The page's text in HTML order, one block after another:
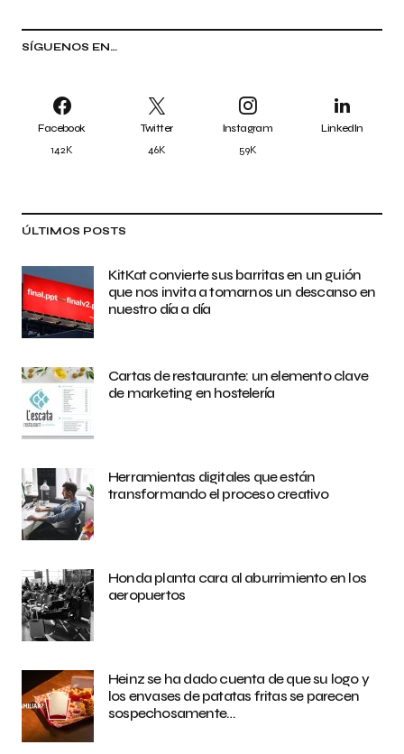
SÍGUENOS EN…
Facebook
142K
Twitter
46K
Instagram
59K
LinkedIn
ÚLTIMOS POSTS
KitKat convierte sus barritas en un guión
que nos invita a tomarnos un descanso en
nuestro día a día
Cartas de restaurante: un elemento clave
de marketing en hostelería
Herramientas digitales que están
transformando el proceso creativo
Honda planta cara al aburrimiento en los
aeropuertos
Heinz se ha dado cuenta de que su logo y
los envases de patatas fritas se parecen
sospechosamente…